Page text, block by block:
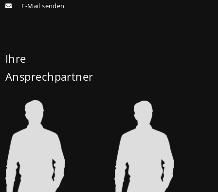
(vorher: 125.000 Euro) und für Familien mit drei und
Heute liegt der Zinssatz für ein Darlehen mit 35
Prozent effektiv. (mehr …)
E-Mail senden
Ihre
Ansprechpartner